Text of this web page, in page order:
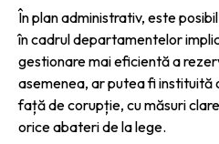
În plan administrativ, este
în cadrul departamentelor
gestionare mai eficientă a
asemenea, ar putea fi instituită
față de corupție, cu măsuri
orice abateri de la lege.